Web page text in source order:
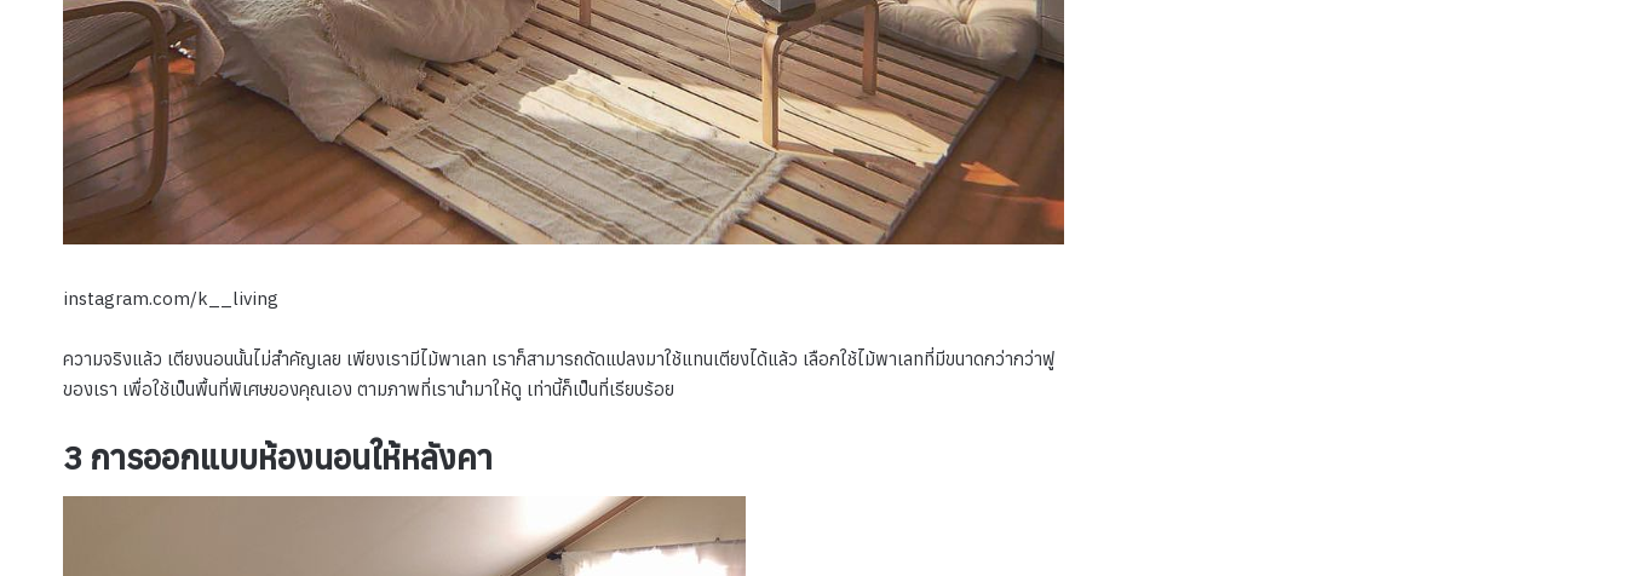
instagram.com/k__living
ความจริงแล้ว เตียงนอนนั้นไม่สำคัญเลย เพียงเรามีไม้พาเลท เราก็สามารถดัดแปลงมาใช้แทนเตียงได้แล้ว เลือกใช้ไม้พาเลทที่มีขนาดกว่ากว่าฟู
ของเรา เพื่อใช้เป็นพื้นที่พิเศษของคุณเอง ตามภาพที่เรานำมาให้ดู เท่านี้ก็เป็นที่เรียบร้อย
3 การออกแบบห้องนอนให้หลังคา